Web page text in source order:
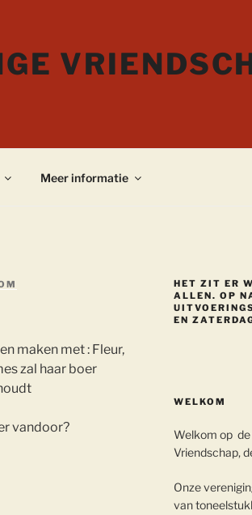
Meer informatie
maken met : Fleur,
zal haar boer
vandoor?
HET ZIT ER
ALLEN. OP
EN
WELKOM
Welkom op
Vriendschap,
Onze
van